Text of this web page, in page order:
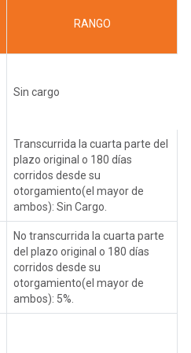
RANGO
Sin cargo
Transcurrida la cuarta parte del
plazo original o 180 días
corridos desde su
otorgamiento(el mayor de
ambos): Sin Cargo.
No transcurrida la cuarta parte
del plazo original o 180 días
corridos desde su
otorgamiento(el mayor de
ambos): 5%.